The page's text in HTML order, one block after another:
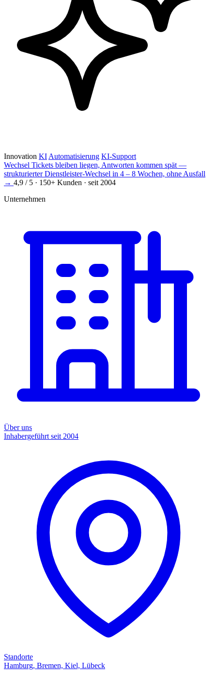
Innovation KI Automatisierung KI-Support
Wechsel Tickets bleiben liegen, Antworten kommen spät —
strukturierter Dienstleister-Wechsel in 4 – 8 Wochen, ohne Ausfall
→ 4,9 / 5 · 150+ Kunden · seit 2004
Unternehmen
Über uns
Inhabergeführt seit 2004
Standorte
Hamburg, Bremen, Kiel, Lübeck